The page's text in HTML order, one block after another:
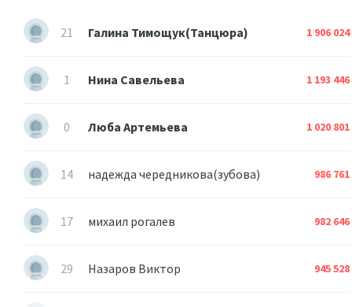
21 Галина Тимощук(Танцюра) 1 906 024
1 Нина Савельева 1 193 446
0 Люба Артемьева 1 020 801
14 надежда чередникова(зубова) 986 761
17 михаил рогалев 982 646
29 Назаров Виктор 945 528